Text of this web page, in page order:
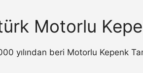
Motorlu
yılından beri Motorlu Kepenk